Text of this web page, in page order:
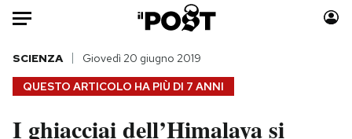
Auto
HOME
Italia
Moda
QUESTO ARTICOLO HA PIÙ DI 7 ANNI
SCIENZA Giovedì 20 giugno 2019
I ghiacciai dell’Himalaya si